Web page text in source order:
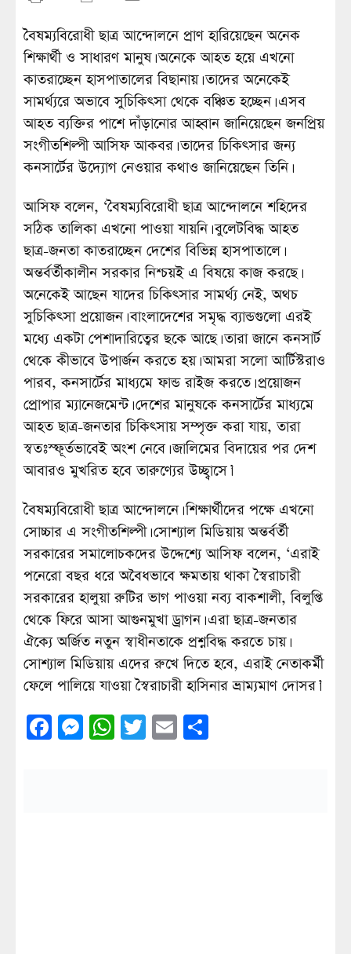
বৈষম্যবিরোধী ছাত্র আন্দোলনে প্রাণ হারিয়েছেন অনেক
শিক্ষার্থী ও সাধারণ মানুষ। অনেকে আহত হয়ে এখনো
কাতরাচ্ছেন হাসপাতালের বিছানায়। তাদের অনেকেই
সামর্থ্যরে অভাবে সুচিকিৎসা থেকে বঞ্চিত হচ্ছেন। এসব
আহত ব্যক্তির পাশে দাঁড়ানোর আহ্বান জানিয়েছেন জনপ্রিয়
সংগীতশিল্পী আসিফ আকবর। তাদের চিকিৎসার জন্য
কনসার্টের উদ্যোগ নেওয়ার কথাও জানিয়েছেন তিনি।
আসিফ বলেন, ‘বৈষম্যবিরোধী ছাত্র আন্দোলনে শহিদের
সঠিক তালিকা এখনো পাওয়া যায়নি। বুলেটবিদ্ধ আহত
ছাত্র-জনতা কাতরাচ্ছেন দেশের বিভিন্ন হাসপাতালে।
অন্তর্বর্তীকালীন সরকার নিশ্চয়ই এ বিষয়ে কাজ করছে।
অনেকেই আছেন যাদের চিকিৎসার সামর্থ্য নেই, অথচ
সুচিকিৎসা প্রয়োজন। বাংলাদেশের সমৃদ্ধ ব্যান্ডগুলো এরই
মধ্যে একটা পেশাদারিত্বের ছকে আছে। তারা জানে কনসার্ট
থেকে কীভাবে উপার্জন করতে হয়। আমরা সলো আর্টিস্টরাও
পারব, কনসার্টের মাধ্যমে ফান্ড রাইজ করতে। প্রয়োজন
প্রোপার ম্যানেজমেন্ট। দেশের মানুষকে কনসার্টের মাধ্যমে
আহত ছাত্র-জনতার চিকিৎসায় সম্পৃক্ত করা যায়, তারা
স্বতঃস্ফূর্তভাবেই অংশ নেবে। জালিমের বিদায়ের পর দেশ
আবারও মুখরিত হবে তারুণ্যের উচ্ছ্বাসে।’
বৈষম্যবিরোধী ছাত্র আন্দোলনে। শিক্ষার্থীদের পক্ষে এখনো
সোচ্চার এ সংগীতশিল্পী। সোশ্যাল মিডিয়ায় অন্তর্বর্তী
সরকারের সমালোচকদের উদ্দেশ্যে আসিফ বলেন, ‘এরাই
পনেরো বছর ধরে অবৈধভাবে ক্ষমতায় থাকা স্বৈরাচারী
সরকারের হালুয়া রুটির ভাগ পাওয়া নব্য বাকশালী, বিলুপ্তি
থেকে ফিরে আসা আগুনমুখা ড্রাগন। এরা ছাত্র-জনতার
ঐক্যে অর্জিত নতুন স্বাধীনতাকে প্রশ্নবিদ্ধ করতে চায়।
সোশ্যাল মিডিয়ায় এদের রুখে দিতে হবে, এরাই নেতাকর্মী
ফেলে পালিয়ে যাওয়া স্বৈরাচারী হাসিনার ভ্রাম্যমাণ দোসর।’
Facebook
Messenger
WhatsApp
Twitter
Email